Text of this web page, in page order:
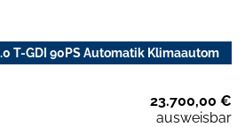
T-GDI 90PS Automatik Klimaautom
23.700,00 €
ausweisbar